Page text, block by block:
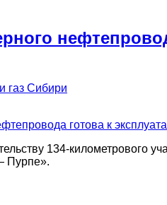
газ Сибири
134-километрового
Пурпе».